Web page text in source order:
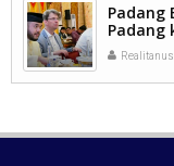
Padang
Padang
dan